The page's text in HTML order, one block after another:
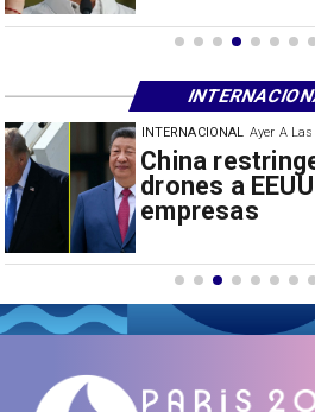
Ayer A Las
Papa León
Sudamérica
INTERNACIONAL